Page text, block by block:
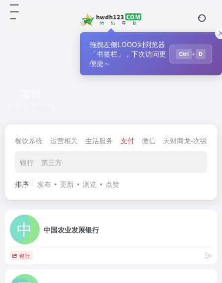
餐饮系统 运营相关 生活服务 支付 微信 天财商龙-次级导航
银行 第三方
排序 发布 更新 浏览 点赞
中国农业发展银行
银行
拖拽左侧LOGO到浏览器
「书签栏」，下次访问更
便捷～
Ctrl + D